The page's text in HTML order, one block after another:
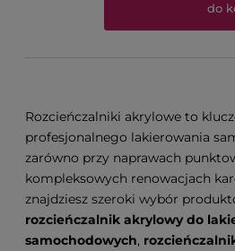
do
Rozcieńczalniki akrylowe to
profesjonalnego lakierowania
zarówno przy naprawach
kompleksowych renowacjach
znajdziesz szeroki wybór
rozcieńczalnik akrylowy do
samochodowych,